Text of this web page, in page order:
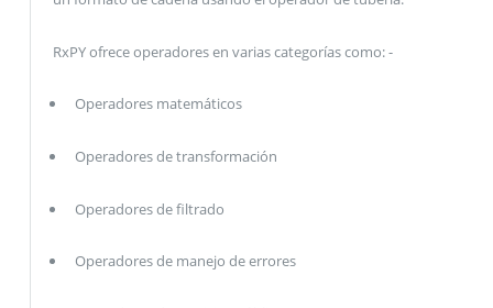
RxPY ofrece operadores en varias categorías como: -
Operadores matemáticos
Operadores de transformación
Operadores de filtrado
Operadores de manejo de errores